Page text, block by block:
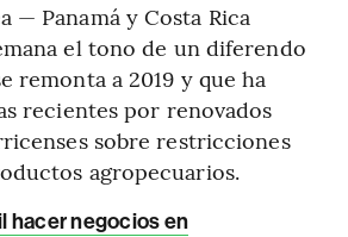
— Panamá y Costa Rica
el tono de un diferendo
remonta a 2019 y que ha
recientes por renovados
sobre restricciones
agropecuarios.
hacer negocios en